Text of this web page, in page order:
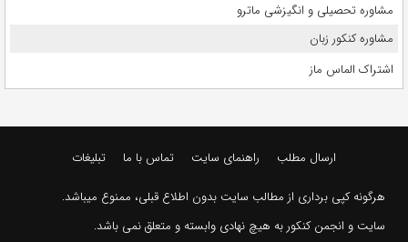
مشاوره تحصیلی و انگیزشی ماترو
مشاوره کنکور زبان
اشتراک الماس ماز
ارسال مطلب راهنمای سایت تماس با ما تبلیغات
هرگونه کپی برداری از مطالب سایت بدون اطلاع قبلی، ممنوع میباشد.
سایت و انجمن کنکور به هیچ نهادی وابسته و متعلق نمی باشد.